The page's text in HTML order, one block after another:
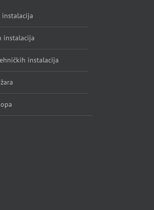
instalacija
instalacija